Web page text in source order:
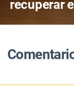
recuperar